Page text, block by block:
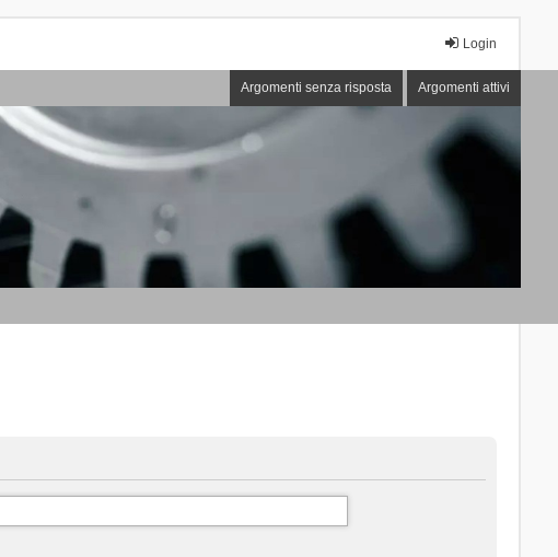
Login
Argomenti senza risposta Argomenti attivi